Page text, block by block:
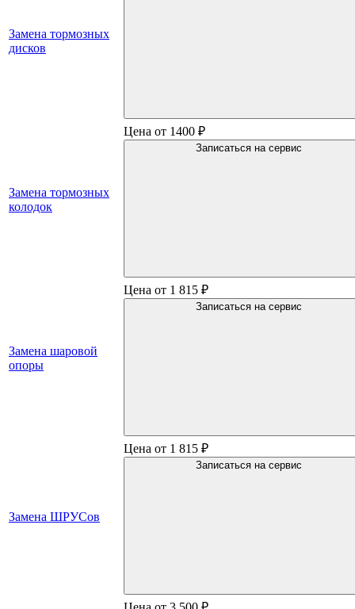
Замена тормозных
дисков
Замена тормозных
колодок
Цена от 1400 ₽
Записаться на сервис
Замена шаровой
опоры
Цена от 1 815 ₽
Записаться на сервис
Замена ШРУСов
Цена от 1 815 ₽
Записаться на сервис